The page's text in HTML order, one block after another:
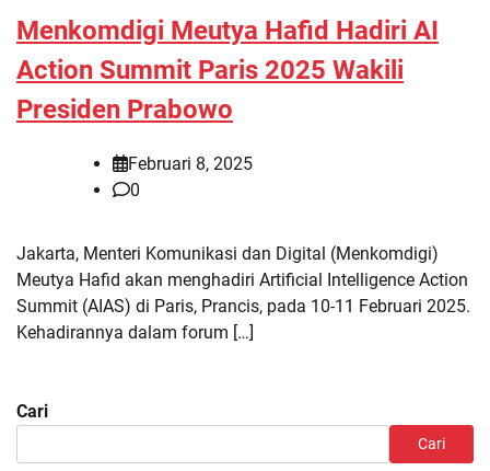
Menkomdigi Meutya Hafid Hadiri AI
Action Summit Paris 2025 Wakili
Presiden Prabowo
Februari 8, 2025
0
Jakarta, Menteri Komunikasi dan Digital (Menkomdigi)
Meutya Hafid akan menghadiri Artificial Intelligence Action
Summit (AIAS) di Paris, Prancis, pada 10-11 Februari 2025.
Kehadirannya dalam forum […]
Cari
Cari